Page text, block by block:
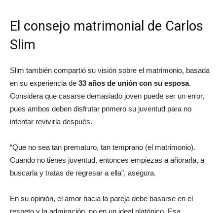
El consejo matrimonial de Carlos
Slim
Slim también compartió su visión sobre el matrimonio, basada
en su experiencia de 33 años de unión con su esposa.
Considera que casarse demasiado joven puede ser un error,
pues ambos deben disfrutar primero su juventud para no
intentar revivirla después.
“Que no sea tan prematuro, tan temprano (el matrimonio).
Cuando no tienes juventud, entonces empiezas a añorarla, a
buscarla y tratas de regresar a ella”, asegura.
En su opinión, el amor hacia la pareja debe basarse en el